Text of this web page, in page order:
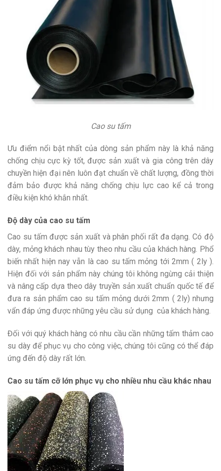
Cao su tấm
Ưu điểm nổi bật nhất của dòng sản phẩm này là khả năng
chống chịu cực kỳ tốt, được sản xuất và gia công trên dây
chuyền hiện đại nên luôn đạt chuẩn về chất lượng, đồng thời
đảm bảo được khả năng chống chịu lực cao kể cả trong
điều kiện khó khắn nhất.
Độ dày của cao su tấm
Cao su tấm được sản xuất và phân phối rất đa dạng. Có độ
dày, mỏng khách nhau tùy theo nhu cầu của khách hàng. Phổ
biến nhất hiện nay vẫn là cao su tấm mỏng tới 2mm ( 2ly ).
Hiện đối với sản phẩm này chúng tôi không ngừng cải thiện
và nâng cấp dựa theo dây truyền sản xuất chuẩn quốc tế để
đưa ra sản phẩm cao su tấm mỏng dưới 2mm ( 2ly) nhưng
vẩn đáp ứng được những yêu cầu sử dụng của khách hàng.
Đối với quý khách hàng có nhu cầu cần những tấm thảm cao
su dày để phục vụ cho công việc, chúng tôi cũng có thể đáp
ứng đến độ dày rất lớn.
Cao su tấm cỡ lớn phục vụ cho nhiều nhu cầu khác nhau